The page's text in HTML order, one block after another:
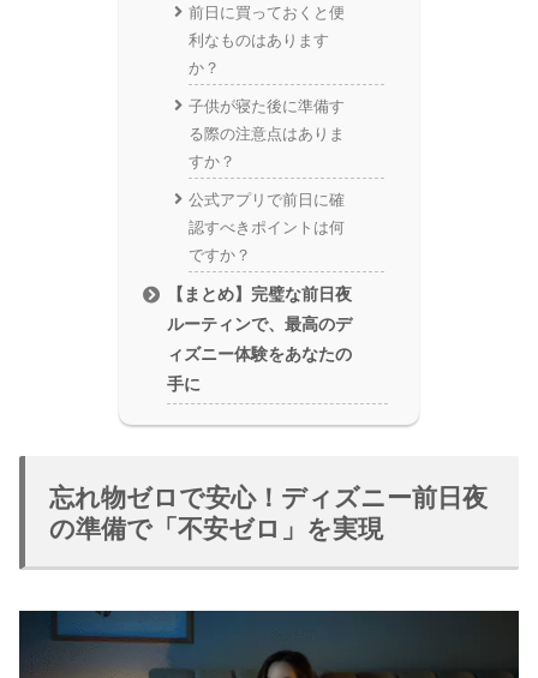
前日に買っておくと便
利なものはあります
か？
子供が寝た後に準備す
る際の注意点はありま
すか？
公式アプリで前日に確
認すべきポイントは何
ですか？
【まとめ】完璧な前日夜
ルーティンで、最高のデ
ィズニー体験をあなたの
手に
忘れ物ゼロで安心！ディズニー前日夜
の準備で「不安ゼロ」を実現